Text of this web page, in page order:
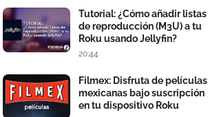
Tutorial: ¿Cómo añadir listas
de reproducción (M3U) a tu
Roku usando Jellyfin?
20:44
Filmex: Disfruta de películas
mexicanas bajo suscripción
en tu dispositivo Roku